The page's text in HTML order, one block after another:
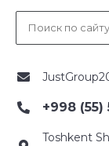
+998
Toshkent